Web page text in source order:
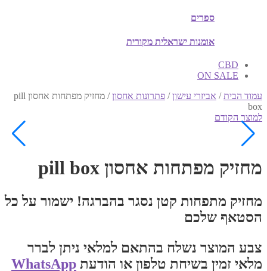
ספרים
אומנות ישראלית מקורית
CBD
ON SALE
עמוד הבית / אביזרי עישון/ פתרונות אחסון/
מחזיק מפתחות אחסון pill
box
למוצר הקודם
מחזיק מפתחות אחסון pill box
מחזיק מתפחות קטן נסגר בהברגה! ישמור על כל
הסטאף שלכם
צבע המוצר נשלח בהתאם למלאי ניתן לברר
מלאי זמין בשיחת טלפון או הודעת WhatsApp